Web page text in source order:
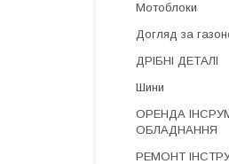
Мотоблоки
Догляд за
ДРІБНІ ДЕТАЛІ
Шини
ОРЕНДА
ОБЛАДНАННЯ
РЕМОНТ